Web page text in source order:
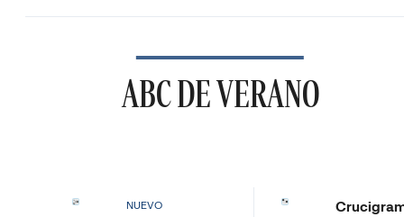
ABC DE VERANO
NUEVO